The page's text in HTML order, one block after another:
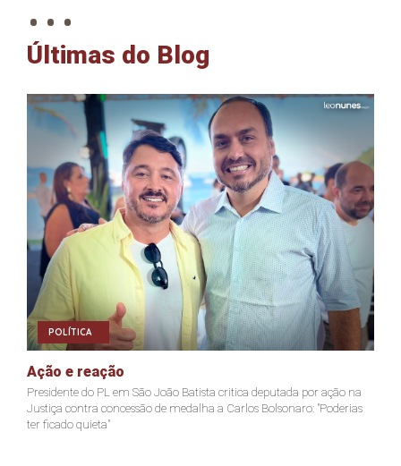
Últimas do Blog
POLÍTICA
Ação e reação
Presidente do PL em São João Batista critica deputada por ação na
Justiça contra concessão de medalha a Carlos Bolsonaro: "Poderias
ter ficado quieta"